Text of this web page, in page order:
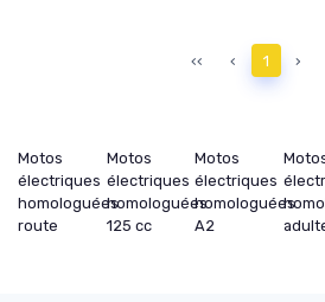
‹‹ ‹ 1 ›
Motos
électriques
homologuées
route
Motos
électriques
homologuées
125 cc
Motos
électriques
homologuées
A2